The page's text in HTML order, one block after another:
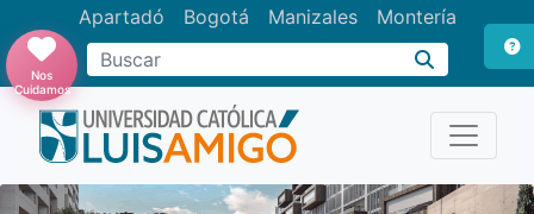
Apartadó Bogotá Manizales Montería
Buscar
Nos
Cuidamos